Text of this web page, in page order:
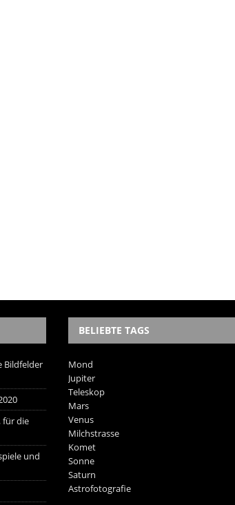
Bildfelder
für die
und
BELIEBTE TAGS
Mond
Jupiter
Teleskop
Mars
Venus
Milchstrasse
Komet
Sonne
Saturn
Astrofotografie